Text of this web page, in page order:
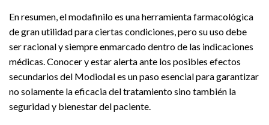
En resumen, el modafinilo es una herramienta farmacológica
de gran utilidad para ciertas condiciones, pero su uso debe
ser racional y siempre enmarcado dentro de las indicaciones
médicas. Conocer y estar alerta ante los posibles efectos
secundarios del Modiodal es un paso esencial para garantizar
no solamente la eficacia del tratamiento sino también la
seguridad y bienestar del paciente.